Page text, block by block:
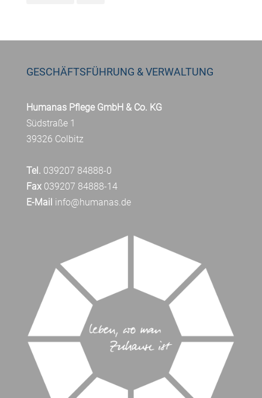
GESCHÄFTSFÜHRUNG & VERWALTUNG
Humanas Pflege GmbH & Co. KG
Südstraße 1
39326 Colbitz
Tel. 039207 84888-0
Fax039207 84888-14
E-Mail info@humanas.de